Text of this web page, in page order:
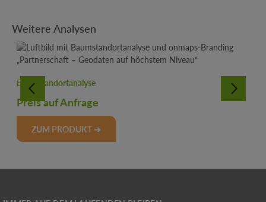
Produktgalerie überspringen
Weitere Analysen
Baumstandortanalyse
Preis auf Anfrage
ZUM PRODUKT ➔